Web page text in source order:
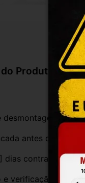
Produto
desmontagem, com
antes do envio
dias contra
verificação de